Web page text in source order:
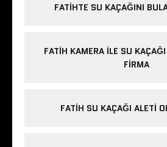
FATIHTE SU KAÇAĞINI
FATIH KAMERA ILE SU
FIRMA
FATIH SU KAÇAĞI ALETI